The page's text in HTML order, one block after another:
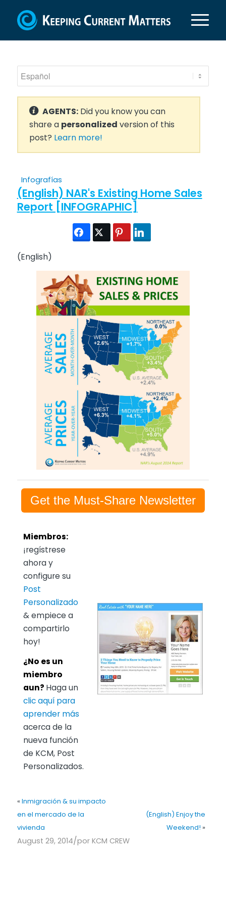
AGENTS:Did you know you can
share a personalized version of this
post? Learn more!
Infografías
(English) NAR's Existing Home Sales
Report [INFOGRAPHIC]
(English)
Get the Must-Share Newsletter
Miembros:
¡regístrese
ahora y
configure su
Post
Personalizado
& empiece a
compartirlo
hoy!
¿No es un
miembro
aun? Haga un
clic aquí para
aprender más
acerca de la
nueva función
de KCM, Post
Personalizados.
« Inmigración & su impacto
en el mercado de la
vivienda
(English) Enjoy the
Weekend! »
August 29, 2014/por KCM CREW